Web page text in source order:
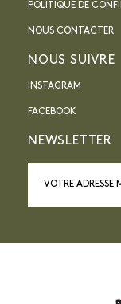
POLITIQUE DE
NOUS CONTACTER
NOUS SUIVRE
INSTAGRAM
FACEBOOK
NEWSLETTER